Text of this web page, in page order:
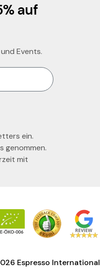
auf
Events.
ein.
genommen.
mit
Espresso International